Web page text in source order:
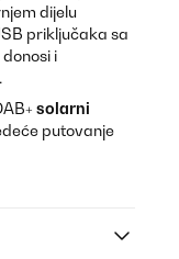
dijelu
priključaka sa
i
solarni
putovanje